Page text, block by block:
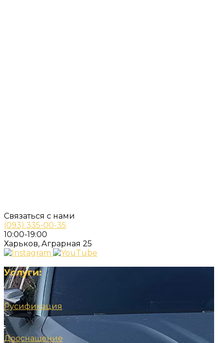
Связаться с нами
(093) 335-00-35
10:00-19:00
Харьков, Аграрная 25
Услуги:
Русификация
Дооснащение